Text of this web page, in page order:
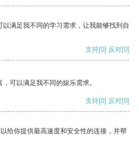
满足我不同的学习需求，让我能够找到自
支持[0] 反对[0]
可以满足我不同的娱乐需求。
支持[0] 反对[0]
给你提供最高速度和安全性的连接，并帮